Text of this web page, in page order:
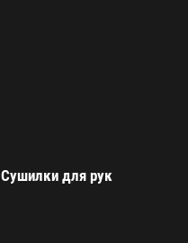
Сушилки для рук